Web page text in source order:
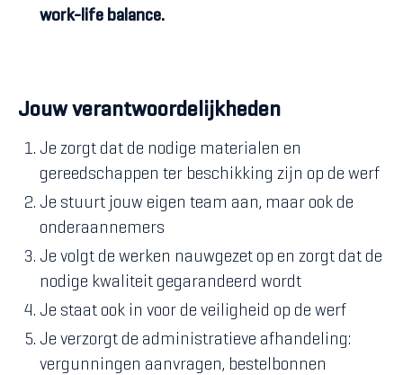
work-life balance.
Jouw verantwoordelijkheden
Je zorgt dat de nodige materialen en
gereedschappen ter beschikking zijn op de werf
Je stuurt jouw eigen team aan, maar ook de
onderaannemers
Je volgt de werken nauwgezet op en zorgt dat de
nodige kwaliteit gegarandeerd wordt
Je staat ook in voor de veiligheid op de werf
Je verzorgt de administratieve afhandeling:
vergunningen aanvragen, bestelbonnen